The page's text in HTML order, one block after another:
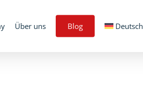
Über uns Blog Deutsch